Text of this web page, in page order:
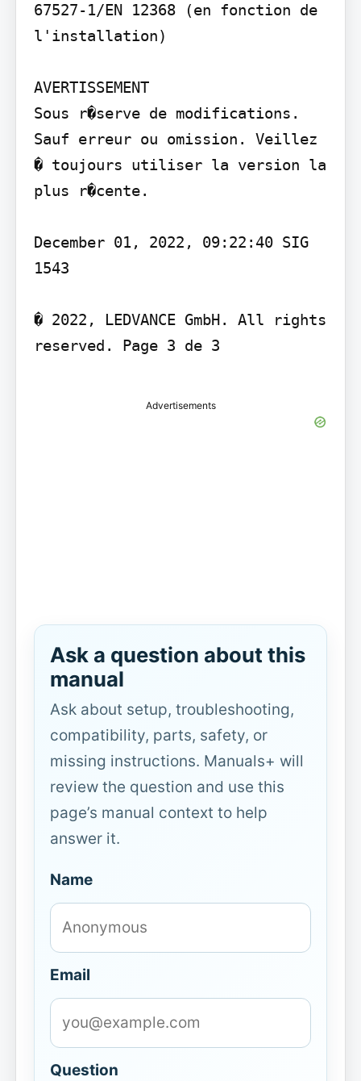
67527-1/EN 12368 (en fonction de
l'installation)
AVERTISSEMENT
Sous r�serve de modifications.
Sauf erreur ou omission. Veillez
� toujours utiliser la version la
plus r�cente.
December 01, 2022, 09:22:40 SIG
1543
� 2022, LEDVANCE GmbH. All rights
reserved. Page 3 de 3
Advertisements
Ask a question about this
manual
Ask about setup, troubleshooting,
compatibility, parts, safety, or
missing instructions. Manuals+ will
review the question and use this
page’s manual context to help
answer it.
Name
Email
Question